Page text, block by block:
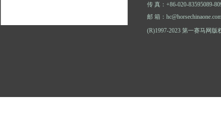
传 真：+86-020-83595089-
邮 箱：
(R)1997-2023 第一赛马网版